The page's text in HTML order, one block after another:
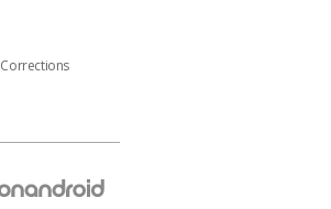
Corrections